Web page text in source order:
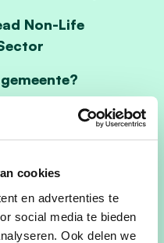
cookies
en advertenties te
social media te bieden
Ook delen we
Non-Life
binnen het
je zoal actief?
Toebak, bestuurslid